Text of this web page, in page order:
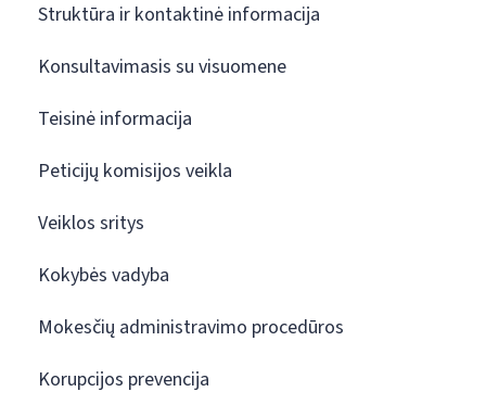
Struktūra ir kontaktinė informacija
Konsultavimasis su visuomene
Teisinė informacija
Peticijų komisijos veikla
Veiklos sritys
Kokybės vadyba
Mokesčių administravimo procedūros
Korupcijos prevencija